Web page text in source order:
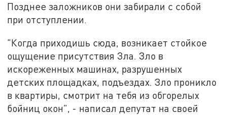
Позднее заложников они забирали с собой
при отступлении.
"Когда приходишь сюда, возникает стойкое
ощущение присутствия Зла. Зло в
искореженных машинах, разрушенных
детских площадках, подъездах. Зло проникло
в квартиры, смотрит на тебя из обгорелых
бойниц окон", - написал депутат на своей